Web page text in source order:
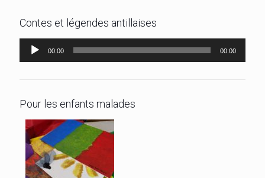
Contes et légendes antillaises
Lecteur
audio
00:00 00:00
Pour les enfants malades